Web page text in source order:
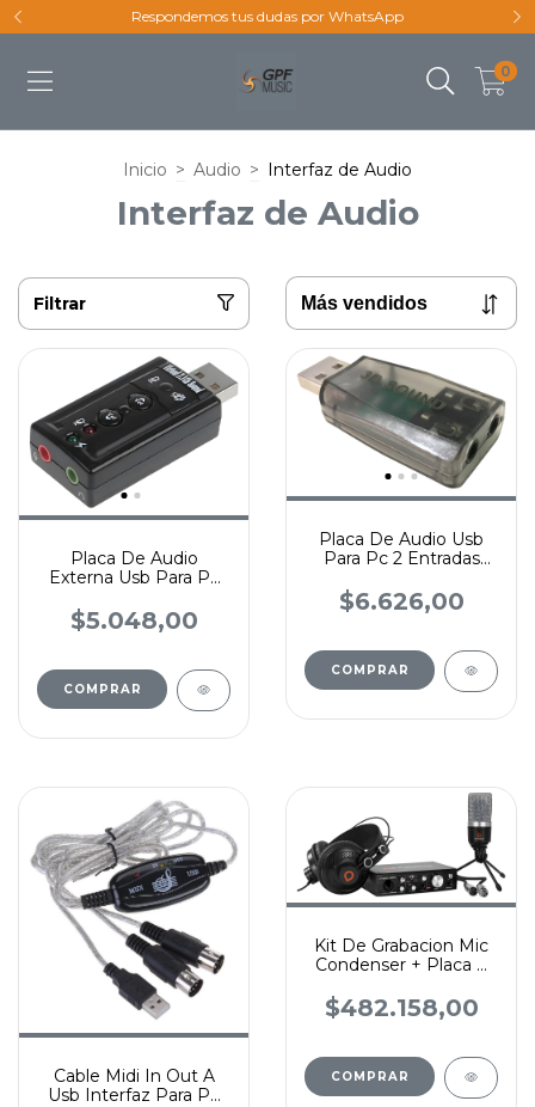
Respondemos tus dudas por WhatsApp
0
Inicio > Audio > Interfaz de Audio
Interfaz de Audio
Filtrar
Placa De Audio
Externa Usb Para Pc
Mic
$5.048,00
Placa De Audio Usb
Para Pc 2 Entradas
$6.626,00
Cable Midi In Out A
Usb Interfaz Para Pc
Kit De Grabacion Mic
Condenser + Placa +
$482.158,00
COMPRAR